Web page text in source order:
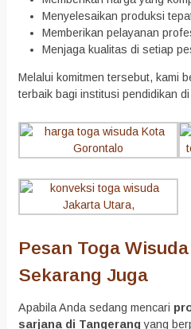
Menyelesaikan produksi
Memberikan pelayanan
Menjaga kualitas di setiap
Melalui komitmen tersebut, kami
terbaik bagi institusi pendidikan
Pesan Toga
Sekarang Juga
Apabila Anda sedang mencari
sarjana di Tangerang yang